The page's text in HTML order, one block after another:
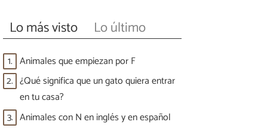
Lo más visto Lo último
1. Animales que empiezan por F
2. ¿Qué significa que un gato quiera entrar
en tu casa?
3. Animales con N en inglés y en español